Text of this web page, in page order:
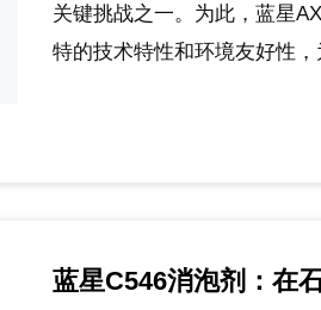
关键挑战之一。为此，蓝星
特的技术特性和环境友好性
蓝星C546消泡剂：在